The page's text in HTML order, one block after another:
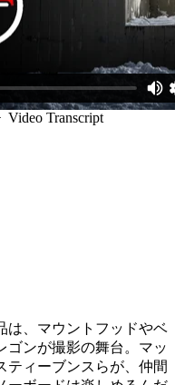
は、マウントフッドやベ
ゴンが撮影の舞台。マッ
ティーブンスらが、仲間